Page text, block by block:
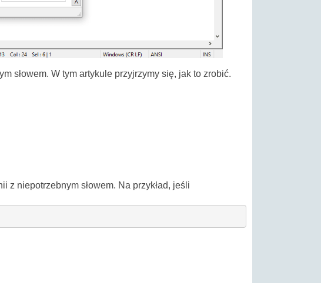
słowem. W tym artykule przyjrzymy się, jak to zrobić.
niepotrzebnym słowem. Na przykład, jeśli